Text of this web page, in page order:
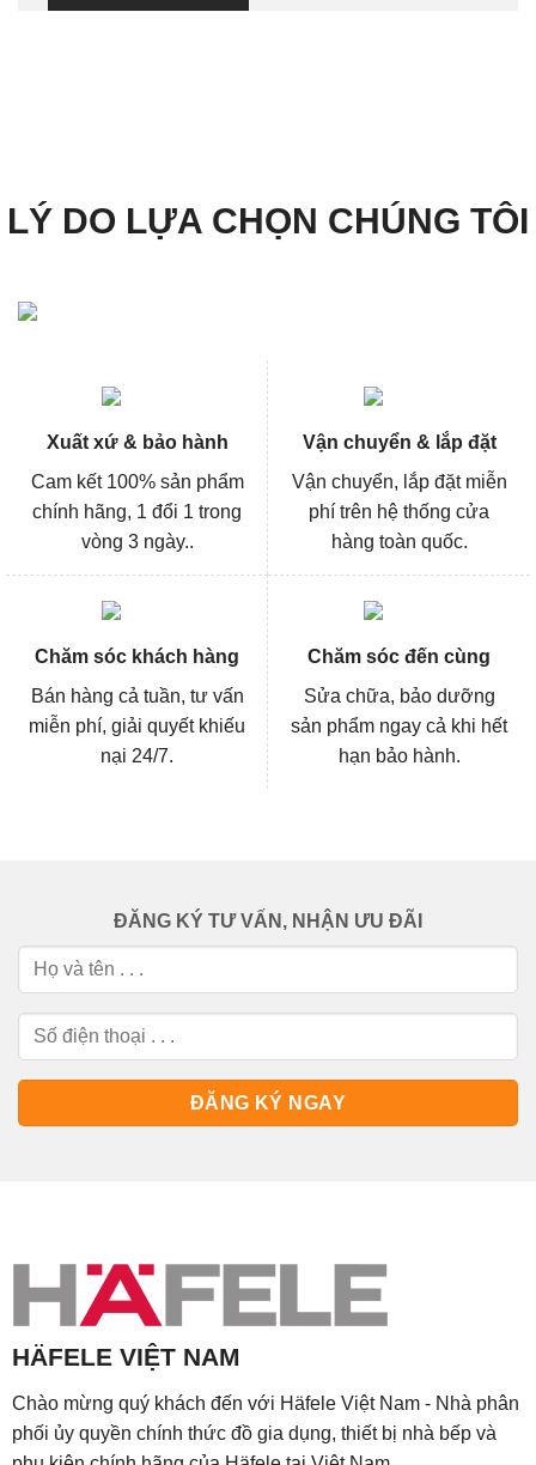
LÝ DO LỰA CHỌN CHÚNG TÔI
Xuất xứ & bảo hành
Cam kết 100% sản phẩm
chính hãng, 1 đổi 1 trong
vòng 3 ngày..
Vận chuyển & lắp đặt
Vận chuyển, lắp đặt miễn
phí trên hệ thống cửa
hàng toàn quốc.
Chăm sóc khách hàng
Bán hàng cả tuần, tư vấn
miễn phí, giải quyết khiếu
nại 24/7.
Chăm sóc đến cùng
Sửa chữa, bảo dưỡng
sản phẩm ngay cả khi hết
hạn bảo hành.
ĐĂNG KÝ TƯ VẤN, NHẬN ƯU ĐÃI
HÄFELE VIỆT NAM
Chào mừng quý khách đến với Häfele Việt Nam - Nhà phân
phối ủy quyền chính thức đồ gia dụng, thiết bị nhà bếp và